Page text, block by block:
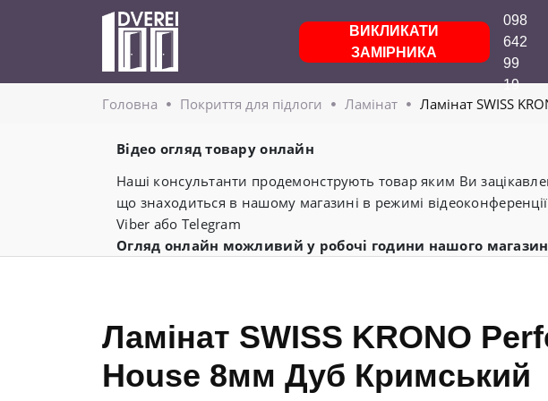
ВИКЛИКАТИ
ЗАМІРНИКА
098
642
99
19
Головнa Покриття для підлоги Ламінат Ламінат SWISS
Відео огляд товару онлайн
Наші консультанти продемонструють товар яким Ви
що знаходиться в нашому магазині в режимі
Viber або Telegram
Огляд онлайн можливий у робочі години нашого
Ламінат SWISS KRONO
House 8мм Дуб Кримський